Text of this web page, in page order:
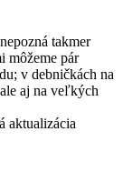
takmer
môžeme pár
v debničkách na
aj na veľkých
aktualizácia